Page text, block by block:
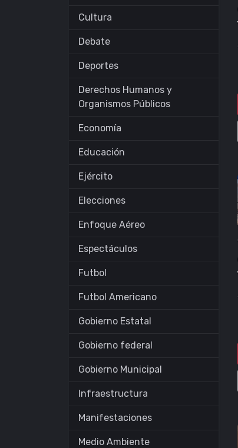
Cultura
Debate
Deportes
Derechos Humanos y
Organismos Públicos
Economía
Educación
Ejército
Elecciones
Enfoque Aéreo
Espectáculos
Futbol
Futbol Americano
Gobierno Estatal
Gobierno federal
Gobierno Municipal
Infraestructura
Manifestaciones
Medio Ambiente